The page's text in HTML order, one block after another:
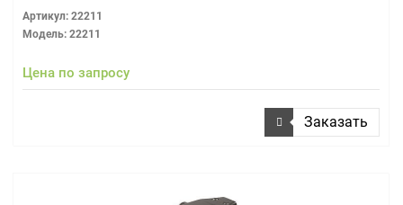
Артикул: 22211
Модель: 22211
Цена по запросу
Заказать